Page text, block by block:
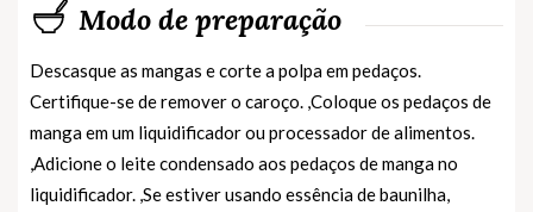
Modo de preparação
Descasque as mangas e corte a polpa em pedaços.
Certifique-se de remover o caroço. ,Coloque os pedaços de
manga em um liquidificador ou processador de alimentos.
,Adicione o leite condensado aos pedaços de manga no
liquidificador. ,Se estiver usando essência de baunilha,